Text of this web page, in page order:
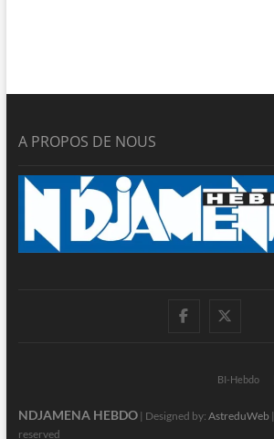
A PROPOS DE NOUS
facebook
BI-Hebdo
NDJAMENA HEBDO| Designed by: AstreduWeb
reserved